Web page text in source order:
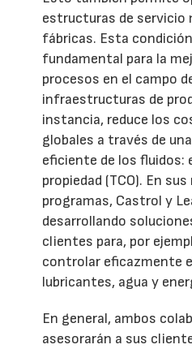
estructuras de servicio
fábricas. Esta
fundamental para la
procesos en el campo
infraestructuras de
instancia, reduce los
globales a través de
eficiente de los fluidos:
propiedad (TCO). En
programas, Castrol y
desarrollando
clientes para, por
controlar eficazmente
lubricantes, agua y
En general, ambos
asesorarán a sus